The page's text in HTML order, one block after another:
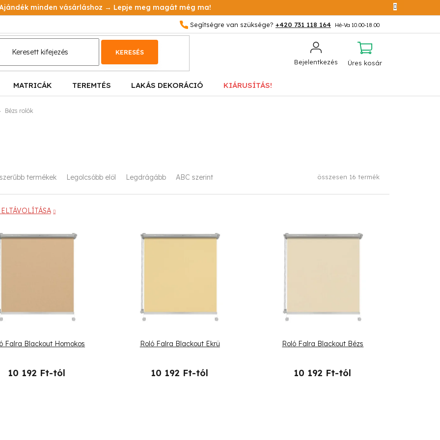
minden vásárláshoz → Lepje meg magát még ma!
+420 731 118 164
Bejelentkezés
KERESÉS
KOSÁR
Üres kosár
MATRICÁK TEREMTÉS LAKÁS DEKORÁCIÓ KIÁRUSÍTÁS!
Bézs rolók
termékek Legolcsóbb elöl Legdrágább ABC szerint összesen 16 termék
Falra Blackout Homokos
10 192 Ft-tól
Roló Falra Blackout Ekrü
10 192 Ft-tól
Roló Falra Blackout Bézs
10 192 Ft-tól